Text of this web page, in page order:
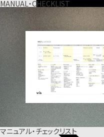
MANUAL・CHECKLIST
マニュアル・チェックリスト